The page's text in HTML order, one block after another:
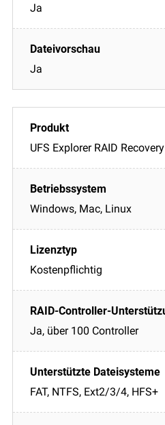
Ja
Ja
UFS Explorer RAID Recovery
Windows, Mac, Linux
Kostenpflichtig
Ja, über 100 Controller
FAT, NTFS, Ext2/3/4, HFS+